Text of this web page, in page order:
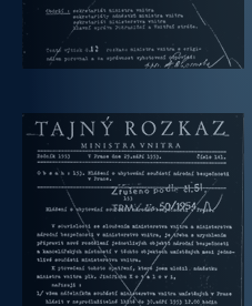
zobrazit PDF dokument